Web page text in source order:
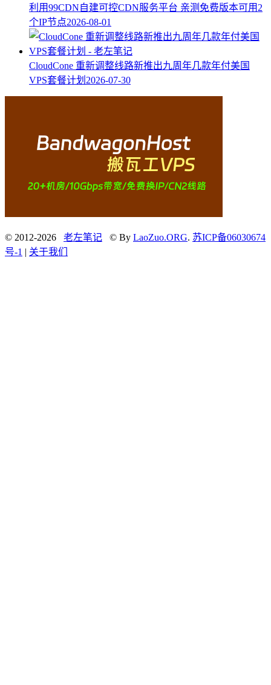
利用99CDN自建可控CDN服务平台 亲测免费版本可用2
个IP节点2026-08-01
CloudCone 重新调整线路新推出九周年几款年付美国
VPS套餐计划 2026-07-30
© 2012-2026 老左笔记 © By LaoZuo.ORG. 苏ICP备06030674
号-1 | 关于我们